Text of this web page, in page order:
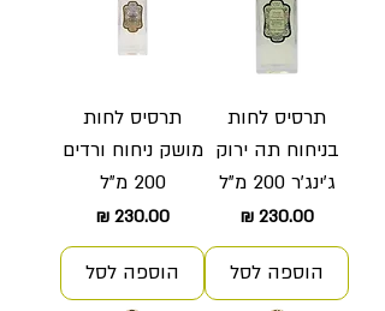
תרסיס לחות
בניחוח תה ירוק
ג'ינג'ר 200 מ"ל
מחיר
הוספה לסל
תרסיס לחות
מושק ניחוח ורדים
200 מ"ל
מחיר
הוספה לסל